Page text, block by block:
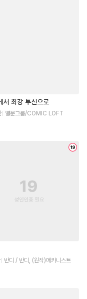
서 최강 투신으로
열문그룹/COMIC LOFT
반디 / 반디, (원작)메카니스트